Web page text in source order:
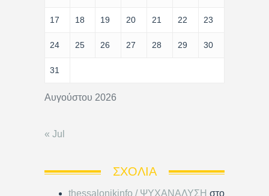
Αυγούστου 2026
17 18 19 20 21 22 23
24 25 26 27 28 29 30
31
« Jul
ΣΧΌΛΙΑ
thessalonikinfo / ΨΥΧΑΝΑΛΥΣΗ στο